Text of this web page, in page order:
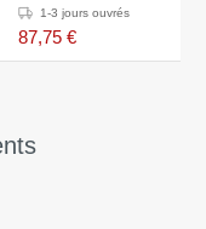
830x410x960(h)mm
1-3 jours ouvrés
87,75 €